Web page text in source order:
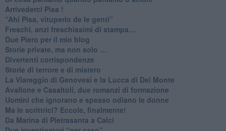
Arrivederci Pisa !
​“Ahi Pisa, vituperio de le genti”
Freschi, anzi freschissimi di stampa…
​Due Piero per il mio blog
​Storie private, ma non solo …
Divertenti corrispondenze
Storie di terrore e di mistero
La Viareggio di Genovesi e la Lucca di Del Monte
Avallone e Casaltoli, due romanzi di formazione
​Uomini che ignorano e spesso odiano le donne
Ma le scrittrici? Eccole, finalmente!
Da Marina di Pietrasanta a Calci